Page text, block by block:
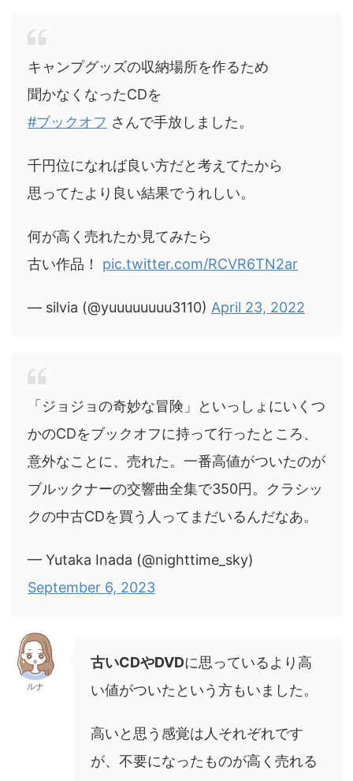
キャンプグッズの収納場所を作るため
聞かなくなったCDを
#ブックオフ さんで手放しました。
千円位になれば良い方だと考えてたから
思ってたより良い結果でうれしい。
何が高く売れたか見てみたら
古い作品！ pic.twitter.com/RCVR6TN2ar
— silvia (@yuuuuuuuu3110) April 23, 2022
「ジョジョの奇妙な冒険」といっしょにいくつ
かのCDをブックオフに持って行ったところ、
意外なことに、売れた。一番高値がついたのが
ブルックナーの交響曲全集で350円。クラシッ
クの中古CDを買う人ってまだいるんだなあ。
— Yutaka Inada (@nighttime_sky)
September 6, 2023
ルナ
古いCDやDVDに思っているより高
い値がついたという方もいました。
高いと思う感覚は人それぞれです
が、不要になったものが高く売れる